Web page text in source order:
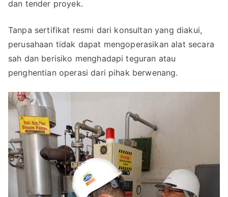
dan tender proyek.
Tanpa sertifikat resmi dari konsultan yang diakui,
perusahaan tidak dapat mengoperasikan alat secara
sah dan berisiko menghadapi teguran atau
penghentian operasi dari pihak berwenang.